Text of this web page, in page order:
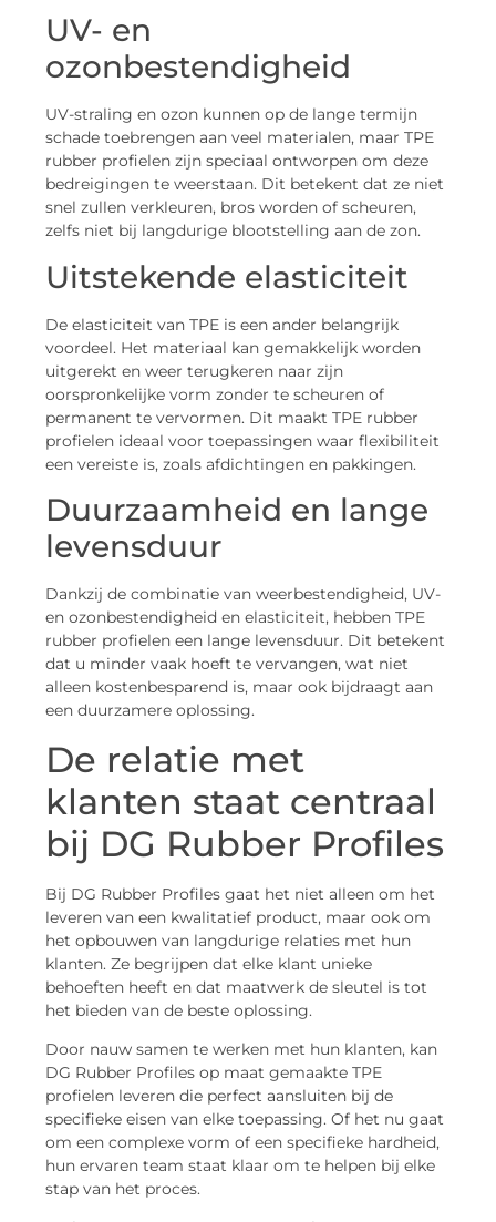
UV- en
ozonbestendigheid
UV-straling en ozon kunnen op de lange termijn
schade toebrengen aan veel materialen, maar TPE
rubber profielen zijn speciaal ontworpen om deze
bedreigingen te weerstaan. Dit betekent dat ze niet
snel zullen verkleuren, bros worden of scheuren,
zelfs niet bij langdurige blootstelling aan de zon.
Uitstekende elasticiteit
De elasticiteit van TPE is een ander belangrijk
voordeel. Het materiaal kan gemakkelijk worden
uitgerekt en weer terugkeren naar zijn
oorspronkelijke vorm zonder te scheuren of
permanent te vervormen. Dit maakt TPE rubber
profielen ideaal voor toepassingen waar flexibiliteit
een vereiste is, zoals afdichtingen en pakkingen.
Duurzaamheid en lange
levensduur
Dankzij de combinatie van weerbestendigheid, UV-
en ozonbestendigheid en elasticiteit, hebben TPE
rubber profielen een lange levensduur. Dit betekent
dat u minder vaak hoeft te vervangen, wat niet
alleen kostenbesparend is, maar ook bijdraagt aan
een duurzamere oplossing.
De relatie met
klanten staat centraal
bij DG Rubber Profiles
Bij DG Rubber Profiles gaat het niet alleen om het
leveren van een kwalitatief product, maar ook om
het opbouwen van langdurige relaties met hun
klanten. Ze begrijpen dat elke klant unieke
behoeften heeft en dat maatwerk de sleutel is tot
het bieden van de beste oplossing.
Door nauw samen te werken met hun klanten, kan
DG Rubber Profiles op maat gemaakte TPE
profielen leveren die perfect aansluiten bij de
specifieke eisen van elke toepassing. Of het nu gaat
om een complexe vorm of een specifieke hardheid,
hun ervaren team staat klaar om te helpen bij elke
stap van het proces.